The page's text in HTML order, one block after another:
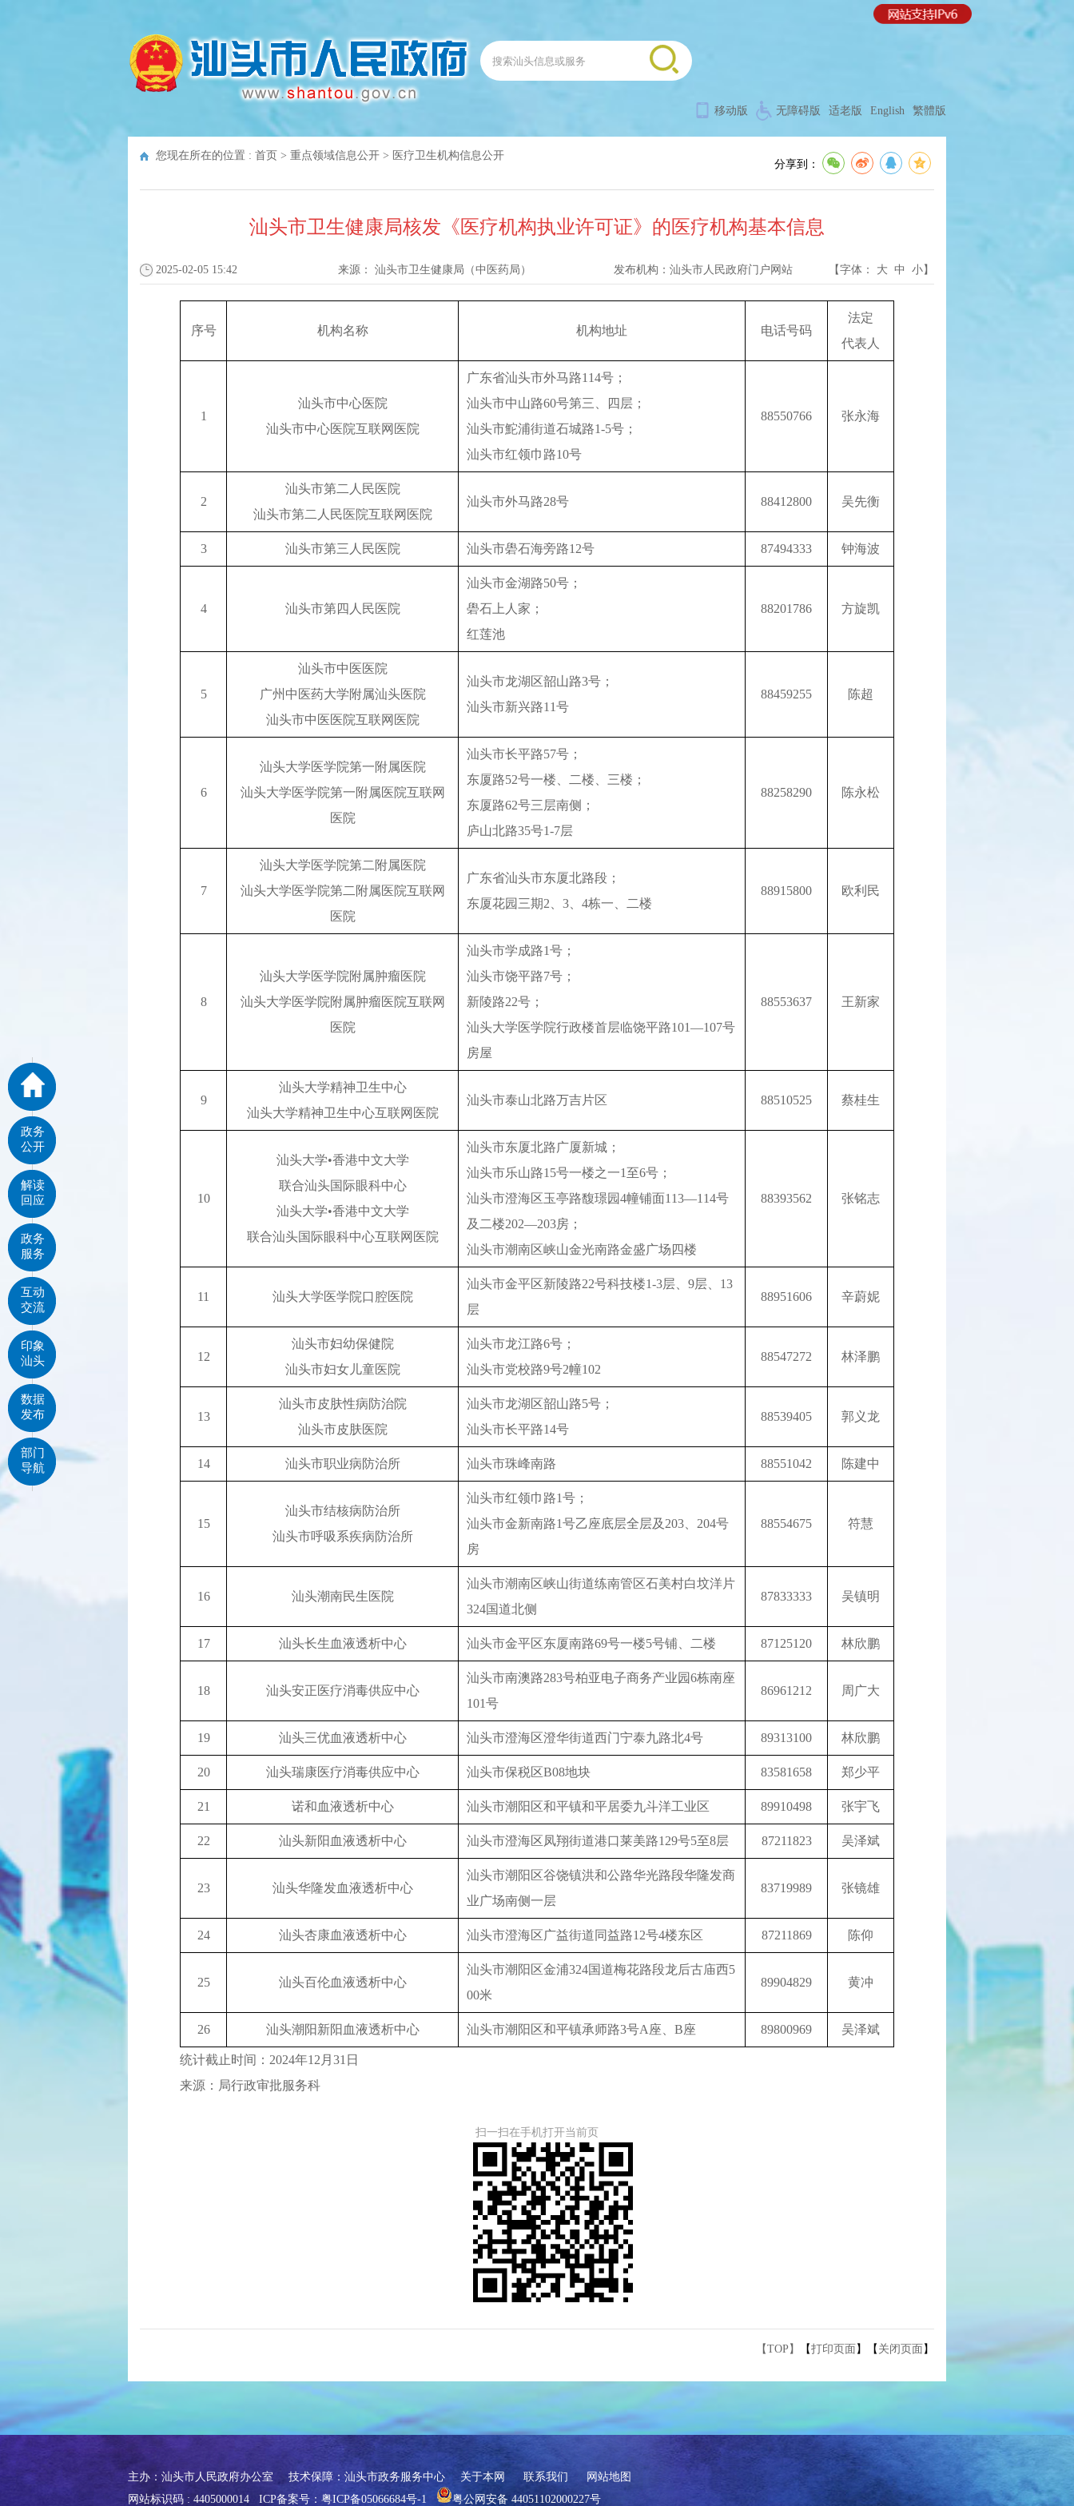
移动版 无障碍版 适老版 English 繁體版
您现在所在的位置 : 首页 > 重点领域信息公开 > 医疗卫生机构信息公开
分享到：
汕头市卫生健康局核发《医疗机构执业许可证》的医疗机构基本信息
2025-02-05 15:42 来源： 汕头市卫生健康局（中医药局） 发布机构： 汕头市人民政府门户网站 【字体： 大 中 小】
序号 机构名称 机构地址 电话号码
法定
代表人
1
汕头市中心医院
汕头市中心医院互联网医院
广东省汕头市外马路114号；
汕头市中山路60号第三、四层；
汕头市鮀浦街道石城路1-5号；
汕头市红领巾路10号
88550766 张永海
2
汕头市第二人民医院
汕头市第二人民医院互联网医院
汕头市外马路28号 88412800 吴先衡
3 汕头市第三人民医院 汕头市礐石海旁路12号 87494333 钟海波
4 汕头市第四人民医院
汕头市金湖路50号；
礐石上人家；
红莲池
88201786 方旋凯
5
汕头市中医医院
广州中医药大学附属汕头医院
汕头市中医医院互联网医院
汕头市龙湖区韶山路3号；
汕头市新兴路11号
88459255 陈超
6
汕头大学医学院第一附属医院
汕头大学医学院第一附属医院互联网
医院
汕头市长平路57号；
东厦路52号一楼、二楼、三楼；
东厦路62号三层南侧；
庐山北路35号1-7层
88258290 陈永松
7
汕头大学医学院第二附属医院
汕头大学医学院第二附属医院互联网
医院
广东省汕头市东厦北路段；
东厦花园三期2、3、4栋一、二楼
88915800 欧利民
8
汕头大学医学院附属肿瘤医院
汕头大学医学院附属肿瘤医院互联网
医院
汕头市学成路1号；
汕头市饶平路7号；
新陵路22号；
汕头大学医学院行政楼首层临饶平路101—107号
房屋
88553637 王新家
9
汕头大学精神卫生中心
汕头大学精神卫生中心互联网医院
汕头市泰山北路万吉片区 88510525 蔡桂生
10
汕头大学•香港中文大学
联合汕头国际眼科中心
汕头大学•香港中文大学
联合汕头国际眼科中心互联网医院
汕头市东厦北路广厦新城；
汕头市乐山路15号一楼之一1至6号；
汕头市澄海区玉亭路馥璟园4幢铺面113—114号
及二楼202—203房；
汕头市潮南区峡山金光南路金盛广场四楼
88393562 张铭志
11 汕头大学医学院口腔医院
汕头市金平区新陵路22号科技楼1-3层、9层、13
层
88951606 辛蔚妮
12
汕头市妇幼保健院
汕头市妇女儿童医院
汕头市龙江路6号；
汕头市党校路9号2幢102
88547272 林泽鹏
13
汕头市皮肤性病防治院
汕头市皮肤医院
汕头市龙湖区韶山路5号；
汕头市长平路14号
88539405 郭义龙
14 汕头市职业病防治所 汕头市珠峰南路 88551042 陈建中
15
汕头市结核病防治所
汕头市呼吸系疾病防治所
汕头市红领巾路1号；
汕头市金新南路1号乙座底层全层及203、204号
房
88554675 符慧
16 汕头潮南民生医院
汕头市潮南区峡山街道练南管区石美村白坟洋片
324国道北侧
87833333 吴镇明
17 汕头长生血液透析中心 汕头市金平区东厦南路69号一楼5号铺、二楼 87125120 林欣鹏
18 汕头安正医疗消毒供应中心
汕头市南澳路283号柏亚电子商务产业园6栋南座
101号
86961212 周广大
19 汕头三优血液透析中心 汕头市澄海区澄华街道西门宁泰九路北4号 89313100 林欣鹏
20 汕头瑞康医疗消毒供应中心 汕头市保税区B08地块 83581658 郑少平
21 诺和血液透析中心 汕头市潮阳区和平镇和平居委九斗洋工业区 89910498 张宇飞
22 汕头新阳血液透析中心 汕头市澄海区凤翔街道港口莱美路129号5至8层 87211823 吴泽斌
23 汕头华隆发血液透析中心
汕头市潮阳区谷饶镇洪和公路华光路段华隆发商
业广场南侧一层
83719989 张镜雄
24 汕头杏康血液透析中心 汕头市澄海区广益街道同益路12号4楼东区 87211869 陈仰
25 汕头百伦血液透析中心
汕头市潮阳区金浦324国道梅花路段龙后古庙西5
00米
89904829 黄冲
26 汕头潮阳新阳血液透析中心 汕头市潮阳区和平镇承师路3号A座、B座 89800969 吴泽斌
统计截止时间：2024年12月31日
来源：局行政审批服务科
扫一扫在手机打开当前页
【TOP】 【打印页面 】【 关闭页面 】
主办：汕头市人民政府办公室 技术保障：汕头市政务服务中心 关于本网 联系我们
网站地图
网站标识码 : 4405000014 ICP备案号：粤ICP备05066684号-1 粤公网安备 44051102000227号
政务
公开
解读
回应
政务
服务
互动
交流
印象
汕头
数据
发布
部门
导航